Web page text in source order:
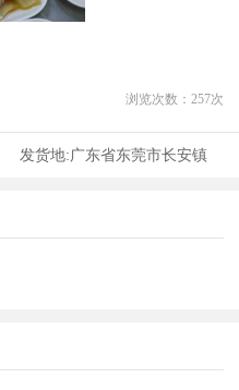
浏览次数： 257次
发货地:广东省东莞市长安镇